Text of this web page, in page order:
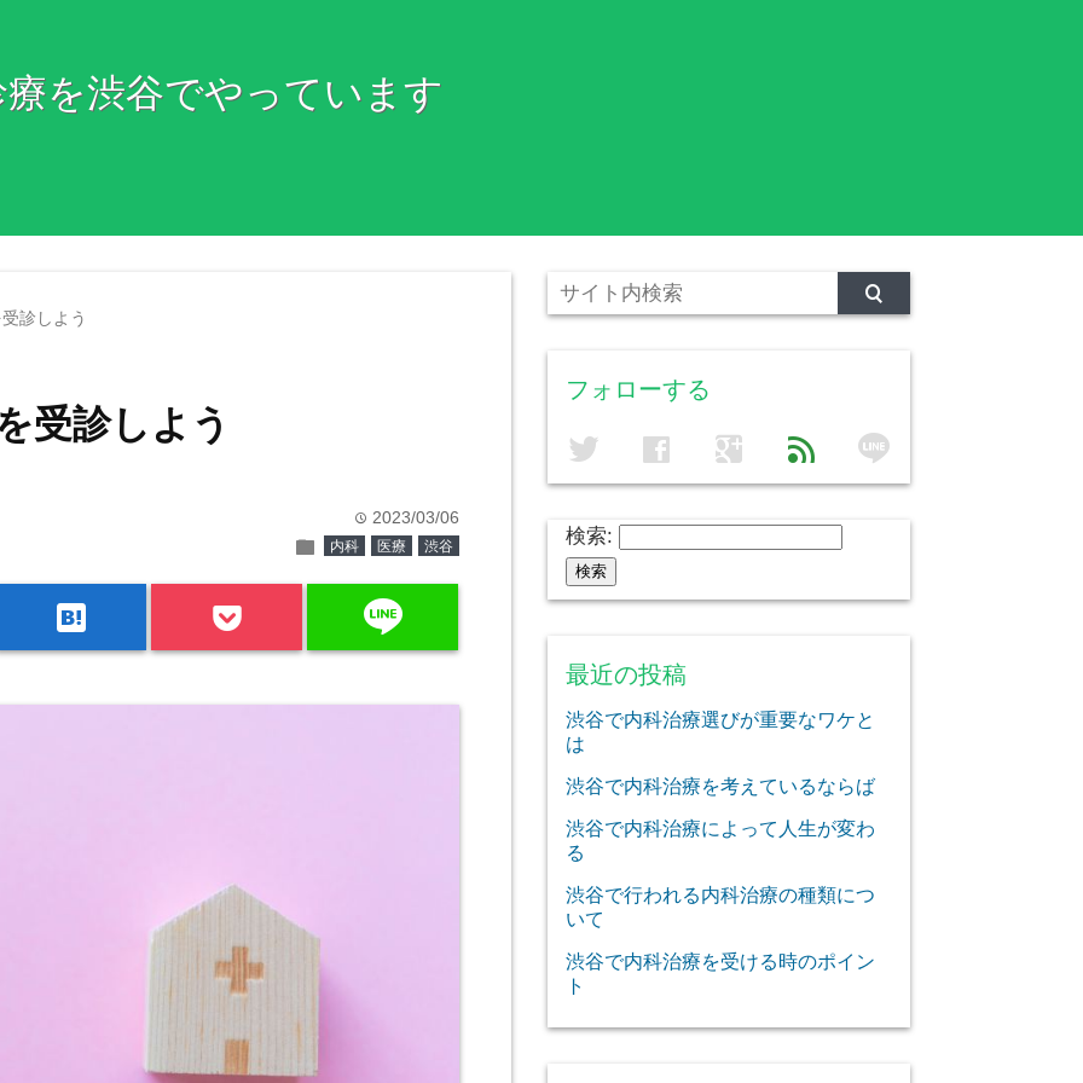
を渋谷でやっています
診しよう
受診しよう
time 2023/03/06
folder 内科 医療 渋谷
hatenabookmark line
フォローする
twitter facebook google feed line
検索:
最近の投稿
渋谷で内科治療選びが重要なワケと
は
渋谷で内科治療を考えているならば
渋谷で内科治療によって人生が変わ
る
渋谷で行われる内科治療の種類につ
いて
渋谷で内科治療を受ける時のポイン
ト